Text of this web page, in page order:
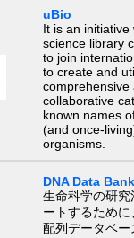
uBio
It is an initiative
science library
to join
to create and
comprehensive
collaborative
known names
(and once-
organisms.
DNA Data
生命科学の研究
ートするため
配列データベー